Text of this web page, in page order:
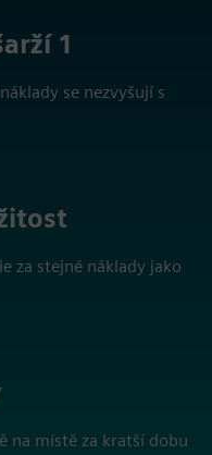
1
se nezvyšují s
za stejné náklady jako
na místě za kratší dobu